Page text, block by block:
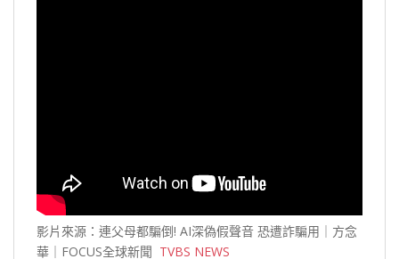
影片來源：連父母都騙倒! AI深偽假聲音 恐遭詐騙用｜方念
華｜FOCUS全球新聞 TVBS NEWS